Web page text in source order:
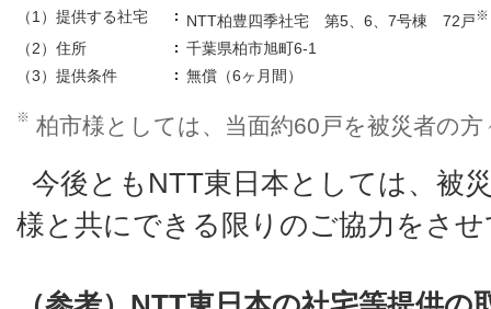
（1）提供する社宅 NTT柏豊四季社宅 第5、6、7号棟 72戸※
（2）住所
千葉県柏市旭町6-1
（3）提供条件
無償（6ヶ月間）
※ 柏市様としては、当面約60戸を被災者の
今後ともNTT東日本としては、被
様と共にできる限りのご協力をさ